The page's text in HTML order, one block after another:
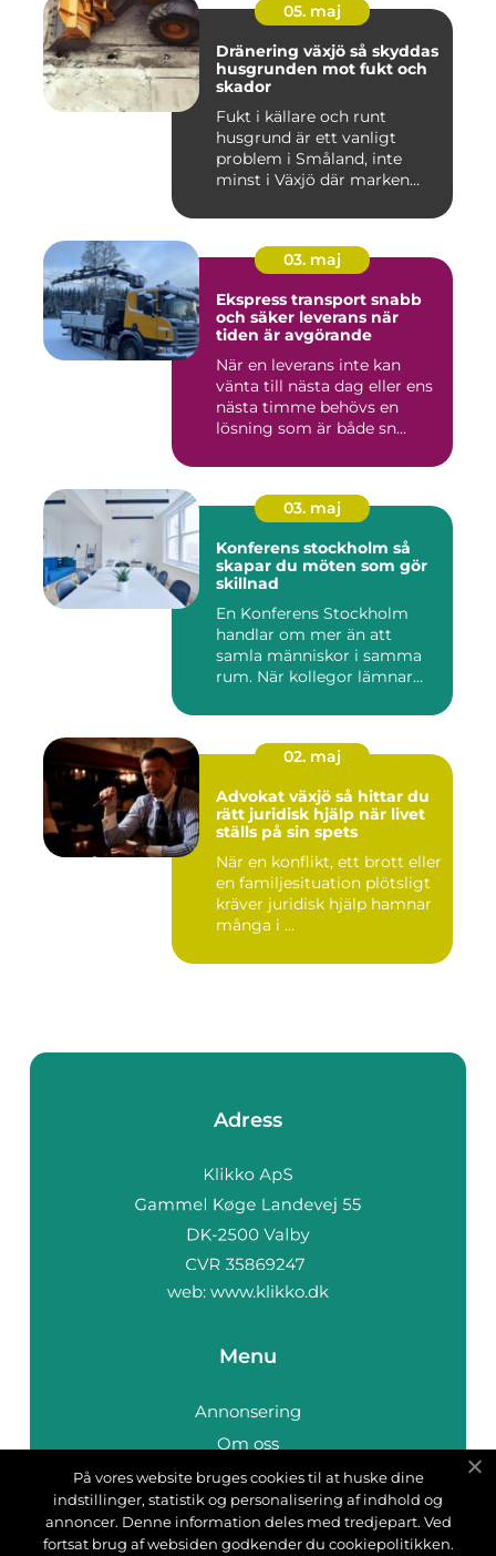
05. maj
Dränering växjö så skyddas
husgrunden mot fukt och
skador
Fukt i källare och runt
husgrund är ett vanligt
problem i Småland, inte
minst i Växjö där marken
03. maj
Ekspress transport snabb
och säker leverans när
tiden är avgörande
När en leverans inte kan
vänta till nästa dag eller ens
nästa timme behövs en
lösning som är både sn...
03. maj
Konferens stockholm så
skapar du möten som gör
skillnad
En Konferens Stockholm
handlar om mer än att
samla människor i samma
rum. När kollegor lämnar
02. maj
Advokat växjö så hittar du
rätt juridisk hjälp när livet
ställs på sin spets
När en konflikt, ett brott eller
en familjesituation plötsligt
kräver juridisk hjälp hamnar
många i ...
Adress
web: www.klikko.dk
Menu
Annonsering
Om oss
Cookies
Kontakta oss
Sitemap
På vores website bruges cookies til at huske dine
indstillinger, statistik og personalisering af indhold og
annoncer. Denne information deles med tredjepart. Ved
fortsat brug af websiden godkender du cookiepolitikken.